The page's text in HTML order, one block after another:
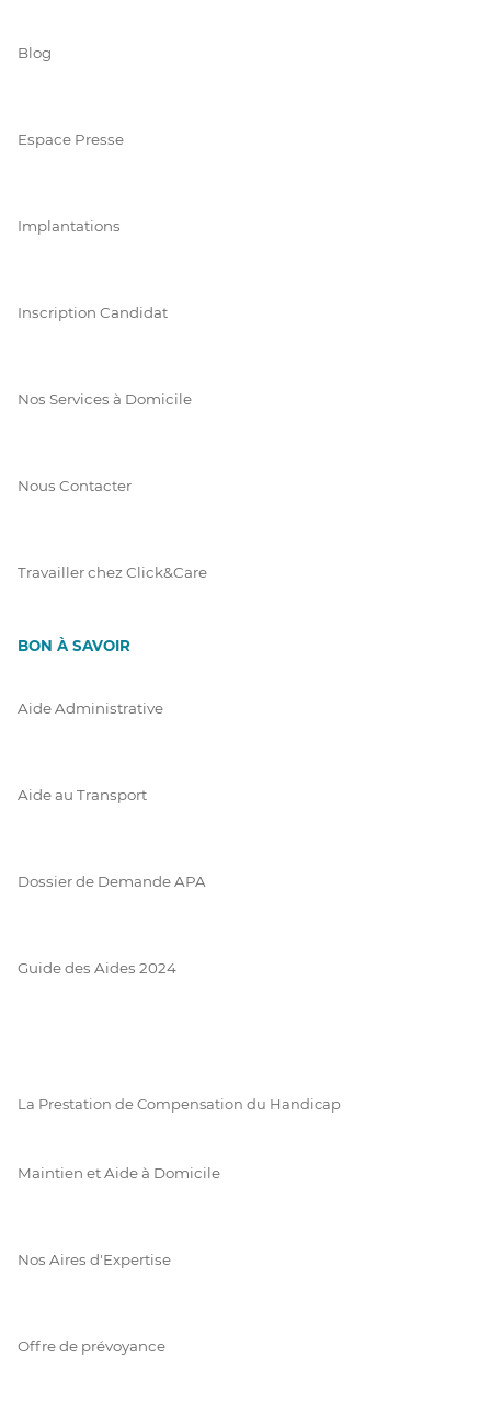
Blog
Espace Presse
Implantations
Inscription Candidat
Nos Services à Domicile
Nous Contacter
Travailler chez Click&Care
BON À SAVOIR
Aide Administrative
Aide au Transport
Dossier de Demande APA
Guide des Aides 2024
La Prestation de Compensation du Handicap
Maintien et Aide à Domicile
Nos Aires d'Expertise
Offre de prévoyance